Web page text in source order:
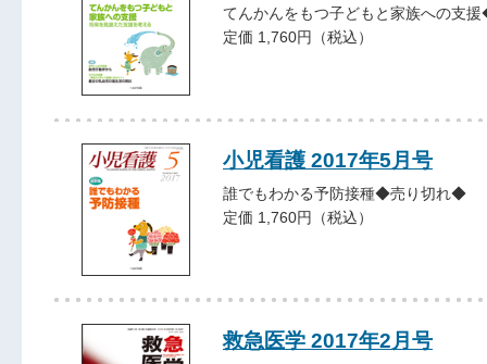
てんかんをもつ子どもと家族への支
定価 1,760円（税込）
小児看護 2017年5月号
誰でもわかる予防接種◆売り切れ◆
定価 1,760円（税込）
救急医学 2017年2月号